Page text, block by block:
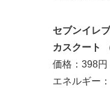
セブンイレ
カスクート
価格：398円
エネルギー